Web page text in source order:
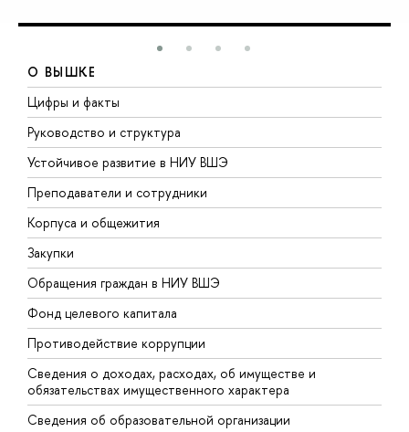
О ВЫШКЕ
Цифры и факты
Руководство и структура
Устойчивое развитие в НИУ ВШЭ
Преподаватели и сотрудники
Корпуса и общежития
Закупки
Обращения граждан в НИУ ВШЭ
Фонд целевого капитала
Противодействие коррупции
Сведения о доходах, расходах, об имуществе и
обязательствах имущественного характера
Сведения об образовательной организации